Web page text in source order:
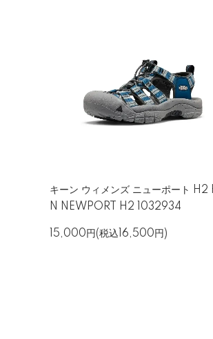
キーン ウィメンズ ニューポート H2
N NEWPORT H2 1032934
15,000円(税込16,500円)